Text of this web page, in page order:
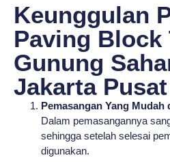
Keunggulan
Paving Block
Gunung
Jakarta Pusat
Pemasangan Yang Mudah
Dalam pemasangannya
sehingga setelah selesai
digunakan.